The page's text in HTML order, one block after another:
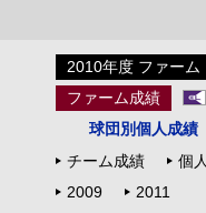
2010年度 ファーム
ファーム成績
球団別個人成績
チーム成績
個
2009
2011